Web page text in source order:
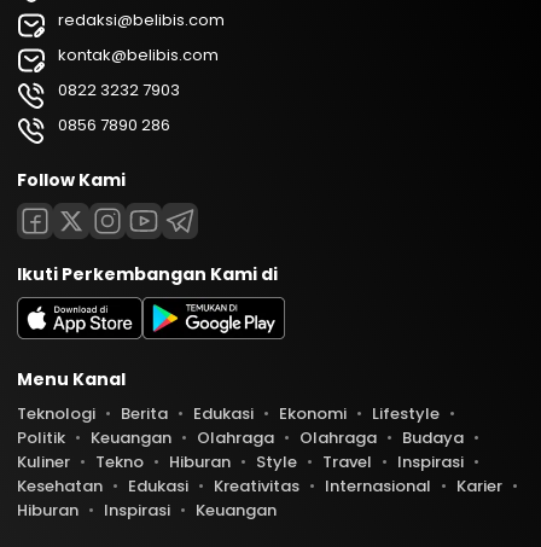
redaksi@belibis.com
kontak@belibis.com
0822 3232 7903
0856 7890 286
Follow Kami
Ikuti Perkembangan Kami di
Menu Kanal
Teknologi Berita Edukasi Ekonomi
Lifestyle
Politik
Keuangan Olahraga Olahraga
Budaya
Kuliner
Tekno Hiburan Style Travel
Inspirasi
Kesehatan
Edukasi Kreativitas Internasional
Karier
Hiburan
Inspirasi Keuangan